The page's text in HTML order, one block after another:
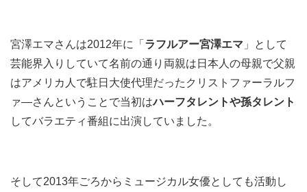
宮澤エマさんは2012年に「 ラフルアー宮澤エマ 」として
芸能界入りしていて名前の通り両親は日本人の母親で父親
はアメリカ人で駐日大使代理だったクリストファーラルフ
ァ―さんということで当初はハーフタレントや孫タレント
してバラエティ番組に出演していました。
そして2013年ごろからミュージカル女優としても活動し